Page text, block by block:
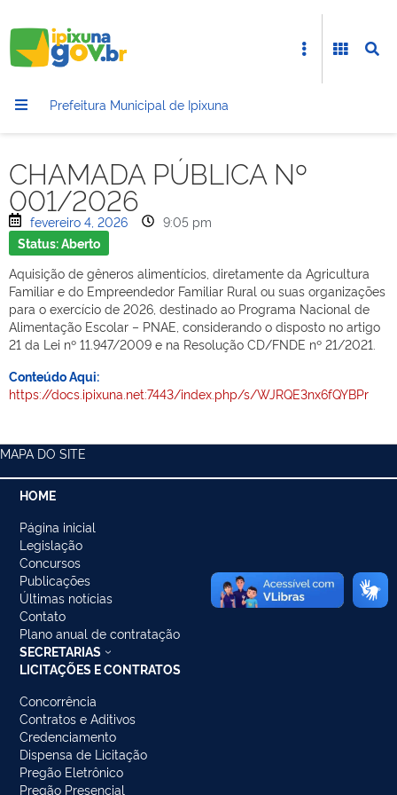
Prefeitura Municipal de Ipixuna
CHAMADA PÚBLICA Nº
001/2026
fevereiro 4, 2026
9:05 pm
Status: Aberto
Aquisição de gêneros alimentícios, diretamente da Agricultura
Familiar e do Empreendedor Familiar Rural ou suas organizações
para o exercício de 2026, destinado ao Programa Nacional de
Alimentação Escolar – PNAE, considerando o disposto no artigo
21 da Lei nº 11.947/2009 e na Resolução CD/FNDE nº 21/2021.
Conteúdo Aqui:
https://docs.ipixuna.net:7443/index.php/s/WJRQE3nx6fQYBPr
MAPA DO SITE
HOME
Página inicial
Legislação
Concursos
Publicações
Últimas notícias
Contato
Plano anual de contratação
SECRETARIAS
LICITAÇÕES E CONTRATOS
Concorrência
Contratos e Aditivos
Credenciamento
Dispensa de Licitação
Pregão Eletrônico
Pregão Presencial